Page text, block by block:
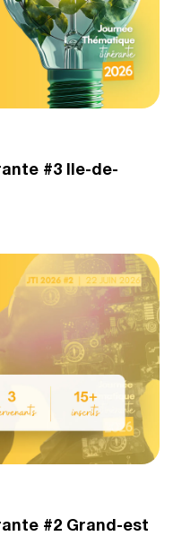
#3 Ile-de-
#2 Grand-est